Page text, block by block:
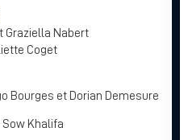
Graziella Nabert
Coget
Bourges et Dorian Demesure
Sow Khalifa